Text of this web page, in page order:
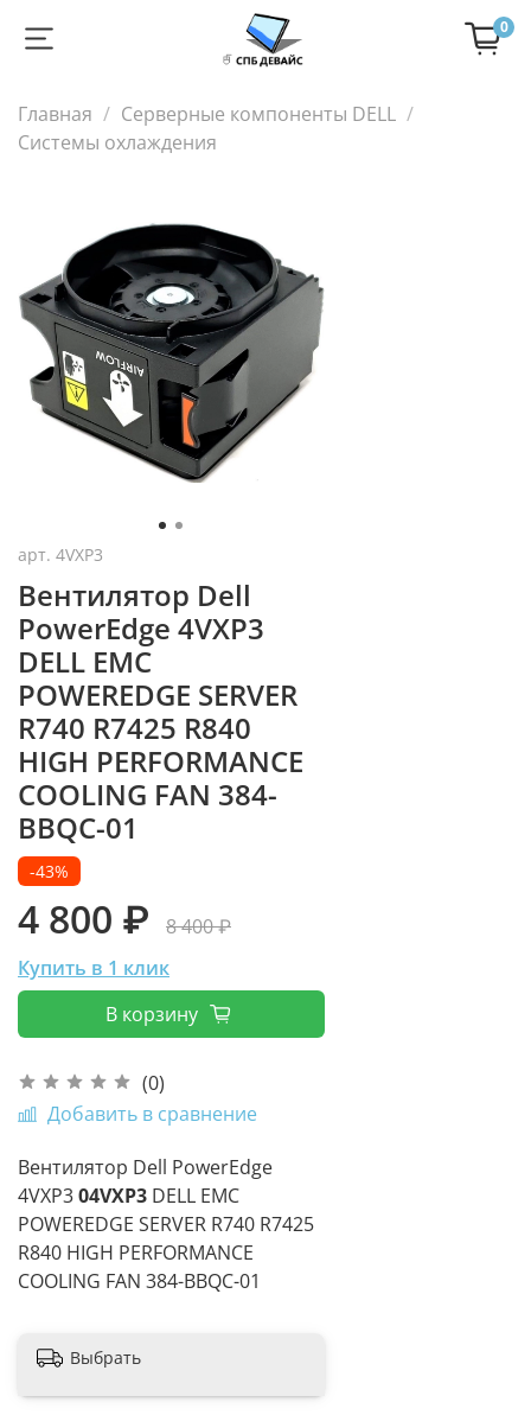
0
Главная
Серверные компоненты DELL
Системы охлаждения
арт. 4VXP3
Вентилятор Dell
PowerEdge 4VXP3
DELL EMC
POWEREDGE SERVER
R740 R7425 R840
HIGH PERFORMANCE
COOLING FAN 384-
BBQC-01
(0)
Добавить в сравнение
-43%
4 800 ₽
8 400 ₽
Купить в 1 клик
В корзину
Вентилятор Dell PowerEdge
4VXP304VXP3 DELL EMC
POWEREDGE SERVER R740 R7425
R840 HIGH PERFORMANCE
COOLING FAN 384-BBQC-01
Выбрать